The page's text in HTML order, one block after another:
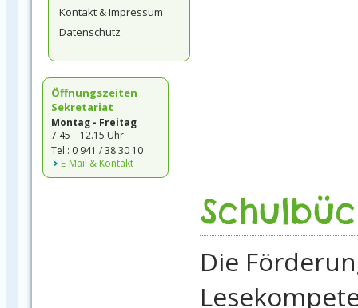
Kontakt & Impressum
Datenschutz
Öffnungszeiten
Sekretariat
Montag - Freitag
7.45 – 12.15 Uhr
Tel.: 0 941 / 38 30 10
E-Mail & Kontakt
Die